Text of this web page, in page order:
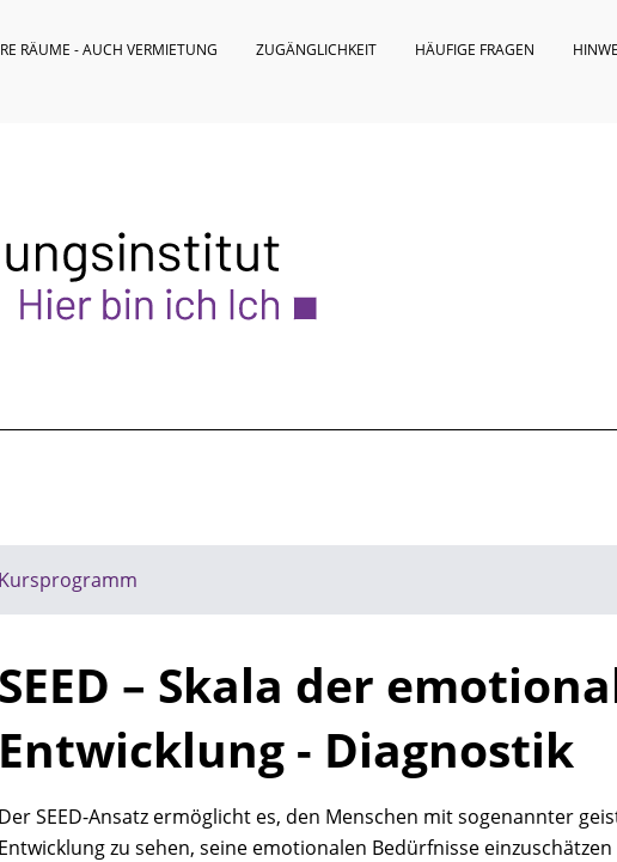
RÄUME - AUCH VERMIETUNG ZUGÄNGLICHKEIT HÄUFIGE FRAGEN
Kursprogramm
SEED – Skala der
Entwicklung - Diagnostik
Der SEED-Ansatz ermöglicht es, den Menschen mit sogenannter
Entwicklung zu sehen, seine emotionalen Bedürfnisse